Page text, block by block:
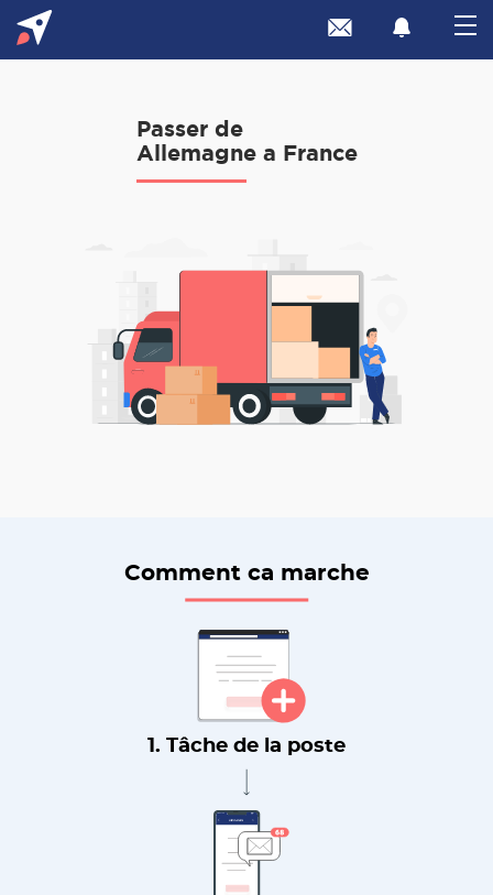
Passer de
Allemagne a France
Comment ca marche
1. Tâche de la poste